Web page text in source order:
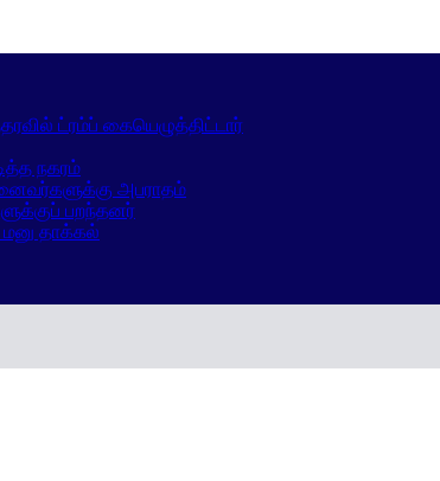
ட்ரம்ப் கையெழுத்திட்டார்
நகரம்
அபராதம்
பறந்தனர்
தாக்கல்